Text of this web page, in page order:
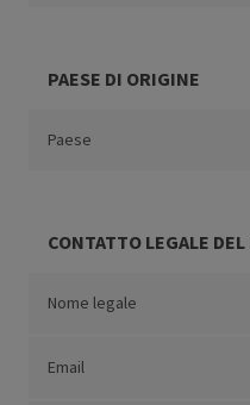
PAESE DI ORIGINE
Paese
CONTATTO LEGALE
Nome legale
Email